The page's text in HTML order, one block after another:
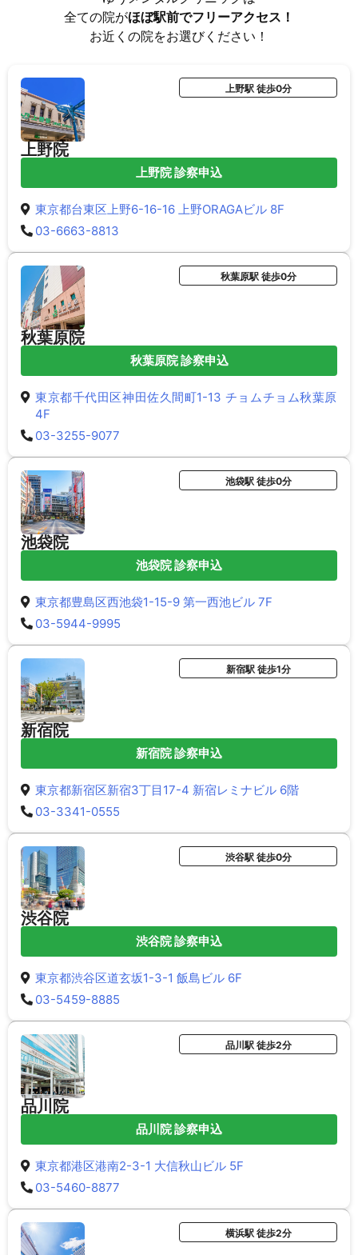
全ての院がほぼ駅前でフリーアクセス！
お近くの院をお選びください！
上野院
上野駅 徒歩0分
上野院 診察申込
東京都台東区上野6-16-16 上野ORAGAビル 8F
03-6663-8813
秋葉原院
秋葉原駅 徒歩0分
秋葉原院 診察申込
東京都千代田区神田佐久間町1-13 チョムチョム秋葉原
4F
03-3255-9077
池袋院
池袋駅 徒歩0分
池袋院 診察申込
東京都豊島区西池袋1-15-9 第一西池ビル 7F
03-5944-9995
新宿院
新宿駅 徒歩1分
新宿院 診察申込
東京都新宿区新宿3丁目17-4 新宿レミナビル 6階
03-3341-0555
渋谷院
渋谷駅 徒歩0分
渋谷院 診察申込
東京都渋谷区道玄坂1-3-1 飯島ビル 6F
03-5459-8885
品川院
品川駅 徒歩2分
品川院 診察申込
東京都港区港南2-3-1 大信秋山ビル 5F
03-5460-8877
横浜駅 徒歩2分